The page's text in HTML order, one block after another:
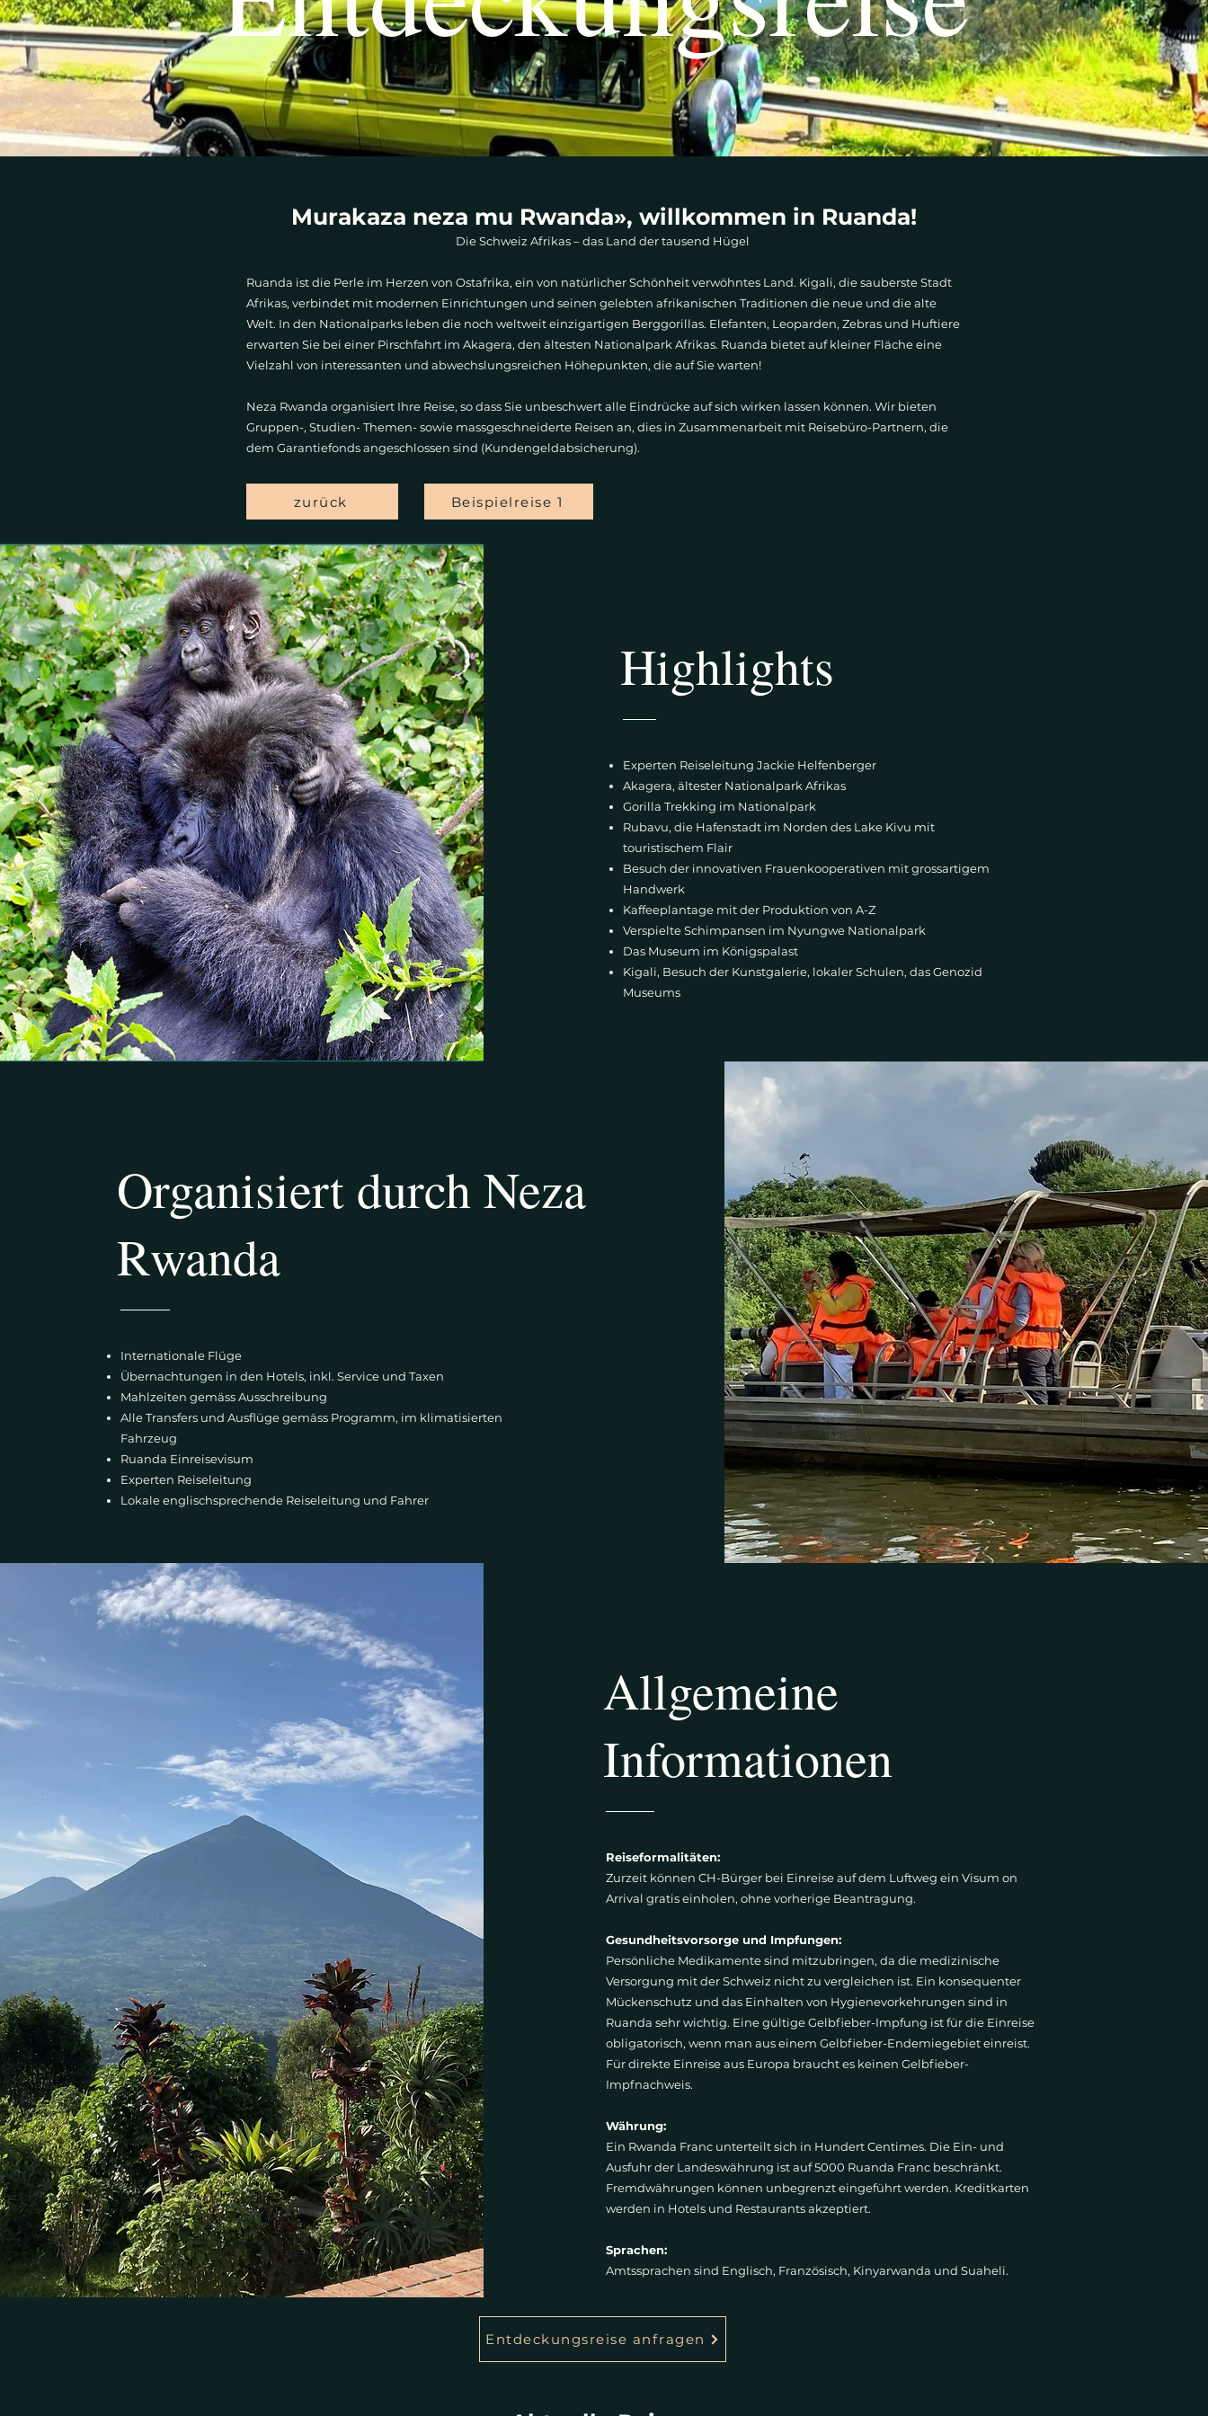
Murakaza neza mu Rwanda», willkommen in Ruanda!
Die Schweiz Afrikas – das Land der tausend Hügel
Ruanda ist die Perle im Herzen von Ostafrika, ein von natürlicher Schönheit verwöhntes Land. Kigali, die sauberste Stadt
Afrikas, verbindet mit modernen Einrichtungen und seinen gelebten afrikanischen Traditionen die neue und die alte
Welt. In den Nationalparks leben die noch weltweit einzigartigen Berggorillas. Elefanten, Leoparden, Zebras und Huftiere
erwarten Sie bei einer Pirschfahrt im Akagera, den ältesten Nationalpark Afrikas. Ruanda bietet auf kleiner Fläche eine
Vielzahl von interessanten und abwechslungsreichen Höhepunkten, die auf Sie warten!
Neza Rwanda organisiert Ihre Reise, so dass Sie unbeschwert alle Eindrücke auf sich wirken lassen können. Wir bieten
Gruppen-, Studien- Themen- sowie massgeschneiderte Reisen an, dies in Zusammenarbeit mit Reisebüro-Partnern, die
dem Garantiefonds angeschlossen sind (Kundengeldabsicherung). ​
zurück Beispielreise 1
Highlights
Experten Reiseleitung Jackie Helfenberger
Akagera, ältester Nationalpark Afrikas
Gorilla Trekking im Nationalpark
Rubavu, die Hafenstadt im Norden des Lake Kivu mit
touristischem Flair
Besuch der innovativen Frauenkooperativen mit grossartigem
Handwerk
Kaffeeplantage mit der Produktion von A-Z
Verspielte Schimpansen im Nyungwe Nationalpark
Das Museum im Königspalast
Kigali, Besuch der Kunstgalerie, lokaler Schulen, das Genozid
Museums
Organisiert durch Neza
Rwanda
Internationale Flüge
Übernachtungen in den Hotels, inkl. Service und Taxen
Mahlzeiten gemäss Ausschreibung
Alle Transfers und Ausflüge gemäss Programm, im klimatisierten
Fahrzeug
Ruanda Einreisevisum
Experten Reiseleitung
Lokale englischsprechende Reiseleitung und Fahrer
Allgemeine
Informationen
Reiseformalitäten:
Zurzeit können CH-Bürger bei Einreise auf dem Luftweg ein Visum on
Arrival gratis einholen, ohne vorherige Beantragung.
Gesundheitsvorsorge und Impfungen:
Persönliche Medikamente sind mitzubringen, da die medizinische
Versorgung mit der Schweiz nicht zu vergleichen ist. Ein konsequenter
Mückenschutz und das Einhalten von Hygienevorkehrungen sind in
Ruanda sehr wichtig. Eine gültige Gelbfieber-Impfung ist für die Einreise
obligatorisch, wenn man aus einem Gelbfieber-Endemiegebiet einreist.
Für direkte Einreise aus Europa braucht es keinen Gelbfieber-
Impfnachweis.
Währung:
Ein Rwanda Franc unterteilt sich in Hundert Centimes. Die Ein- und
Ausfuhr der Landeswährung ist auf 5000 Ruanda Franc beschränkt.
Fremdwährungen können unbegrenzt eingeführt werden. Kreditkarten
werden in Hotels und Restaurants akzeptiert.
Sprachen:
Amtssprachen sind Englisch, Französisch, Kinyarwanda und Suaheli.
Entdeckungsreise anfragen